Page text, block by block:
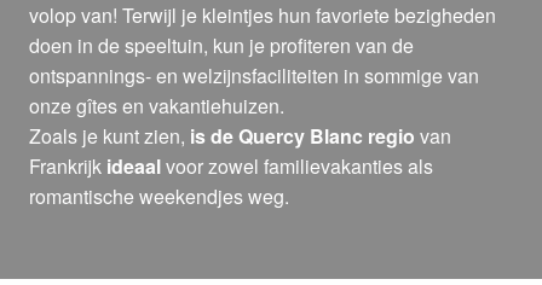
volop van! Terwijl je kleintjes hun favoriete bezigheden
doen in de speeltuin, kun je profiteren van de
ontspannings- en welzijnsfaciliteiten in sommige van
onze gîtes en vakantiehuizen.
Zoals je kunt zien, is de Quercy Blanc regio van
Frankrijk ideaalvoor zowel familievakanties als
romantische weekendjes weg.